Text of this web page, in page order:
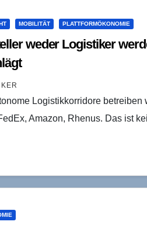
MOBILITÄT PLATTFORMÖKONOMIE
weder Logistiker
Logistikkorridore
Amazon, Rhenus. Das ist